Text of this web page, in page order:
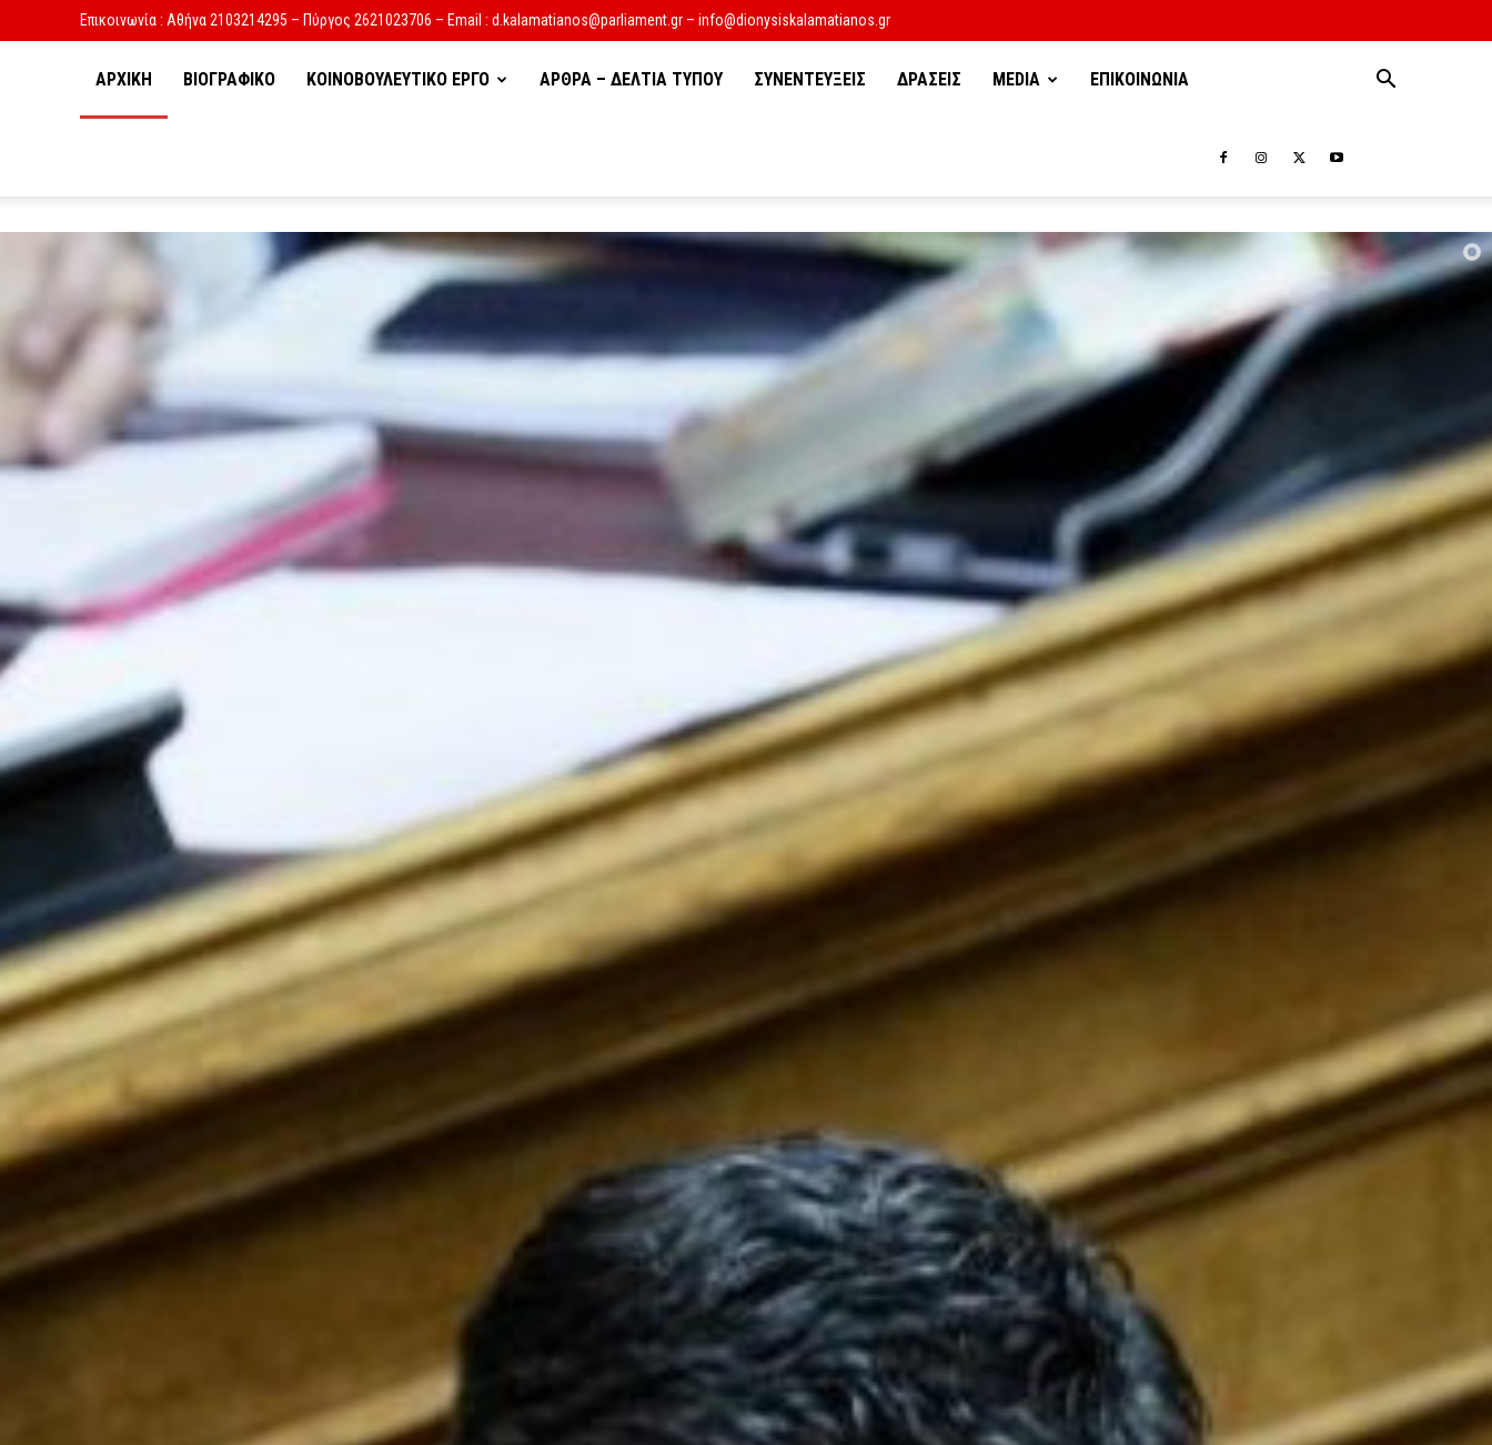
Επικοινωνία : Αθήνα 2103214295 – Πύργος 2621023706 – Email : d.kalamatianos@parliament.gr – info@dionysiskalamatianos.gr
ΑΡΧΙΚΗ ΒΙΟΓΡΑΦΙΚΟ ΚΟΙΝΟΒΟΥΛΕΥΤΙΚΟ ΕΡΓΟ ΑΡΘΡΑ – ΔΕΛΤΙΑ ΤΥΠΟΥ ΣΥΝΕΝΤΕΥΞΕΙΣ ΔΡΑΣΕΙΣ MEDIA ΕΠΙΚΟΙΝΩΝΙΑ